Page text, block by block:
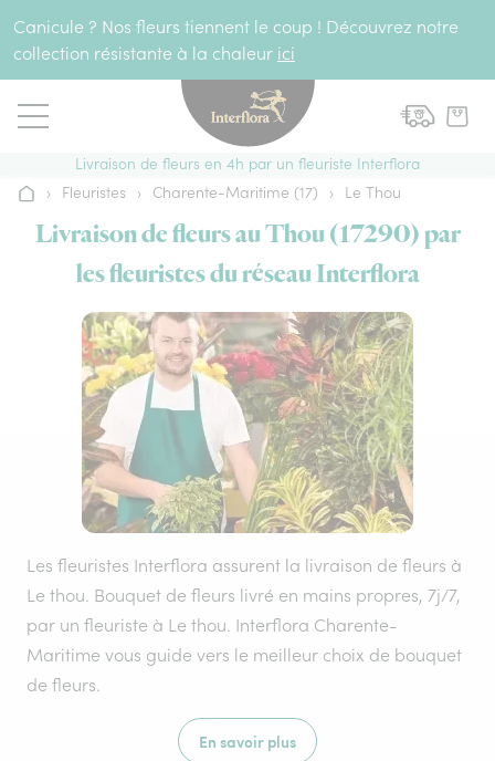
Canicule ? Nos fleurs tiennent le coup ! Découvrez notre
collection résistante à la chaleur ici
Livraison de fleurs en 4h par un fleuriste Interflora
Accueil
› Fleuristes › Charente-Maritime (17) › Le Thou
Livraison de fleurs au Thou (17290) par
les fleuristes du réseau Interflora
Les fleuristes Interflora assurent la livraison de fleurs à
Le thou. Bouquet de fleurs livré en mains propres, 7j/7,
par un fleuriste à Le thou. Interflora Charente-
Maritime vous guide vers le meilleur choix de bouquet
de fleurs.
En savoir plus